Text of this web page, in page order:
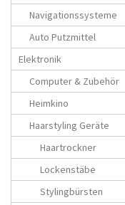
Navigationssysteme
Auto Putzmittel
Elektronik
Computer & Zubehör
Heimkino
Haarstyling Geräte
Haartrockner
Lockenstäbe
Stylingbürsten